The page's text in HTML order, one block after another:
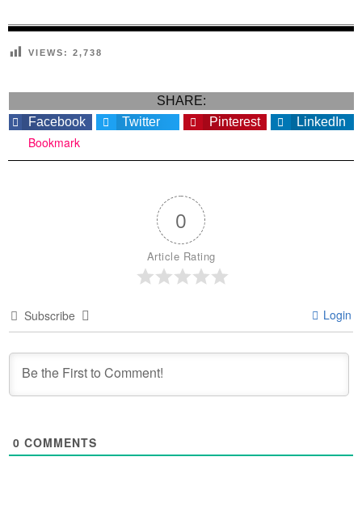
VIEWS: 2,738
SHARE:
Facebook
Twitter Pinterest LinkedIn
Bookmark
0
Article Rating
Subscribe Login
0 COMMENTS